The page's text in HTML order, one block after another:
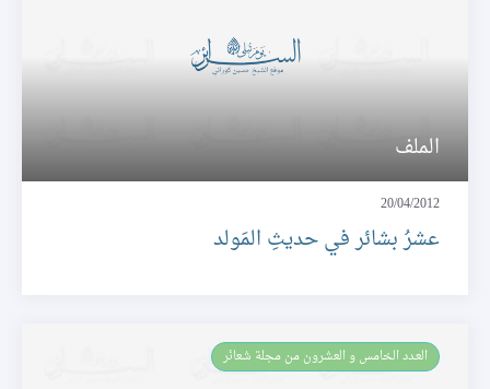
الملف
20/04/2012
عشرُ بشائر في حديثِ المَولد
العـدد الخامس و العشرون من مجلة شعائر